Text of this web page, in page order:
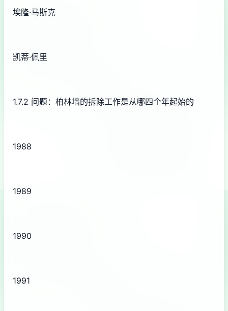
埃隆·马斯克
凯蒂·佩里
1.7.2 问题：柏林墙的拆除工作是从哪四个年起始的
1988
1989
1990
1991